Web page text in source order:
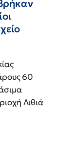
60
Λιθιά